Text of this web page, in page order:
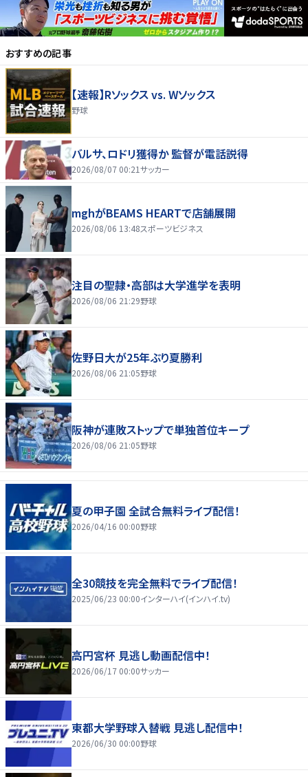
おすすめの記事
【速報】Rソックス vs. Wソックス
野球
バルサ、ロドリ獲得か 監督が電話説得
2026/08/07 00:21サッカー
mghがBEAMS HEARTで店舗展開
2026/08/06 13:48スポーツビジネス
注目の聖隷・高部は大学進学を表明
2026/08/06 21:29野球
佐野日大が25年ぶり夏勝利
2026/08/06 21:05野球
阪神が連敗ストップで単独首位キープ
2026/08/06 21:05野球
夏の甲子園 全試合無料ライブ配信！
2026/04/16 00:00野球
全30競技を完全無料でライブ配信！
2025/06/23 00:00インターハイ(インハイ.tv)
高円宮杯 見逃し動画配信中！
2026/06/17 00:00サッカー
東都大学野球入替戦 見逃し配信中！
2026/06/30 00:00野球